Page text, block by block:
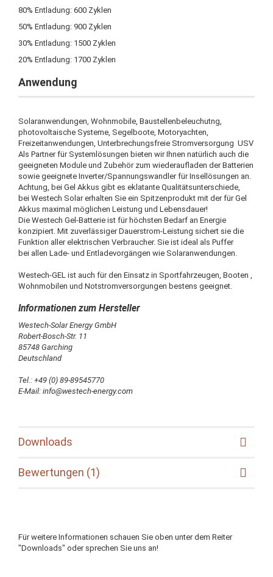
80% Entladung: 600 Zyklen
50% Entladung: 900 Zyklen
30% Entladung: 1500 Zyklen
20% Entladung: 1700 Zyklen
Anwendung
Solaranwendungen, Wohnmobile, Baustellenbeleuchutng,
photovoltaische Systeme, Segelboote, Motoryachten,
Freizeitanwendungen, Unterbrechungsfreie Stromversorgung USV
Als Partner für Systemlösungen bieten wir Ihnen natürlich auch die
geeigneten Module und Zubehör zum wiederaufladen der Batterien
sowie geeignete Inverter/Spannungswandler für Insellösungen an.
Achtung, bei Gel Akkus gibt es eklatante Qualitätsunterschiede,
bei Westech Solar erhalten Sie ein Spitzenprodukt mit der für Gel
Akkus maximal möglichen Leistung und Lebensdauer!
Die Westech Gel-Batterie ist für höchsten Bedarf an Energie
konzipiert. Mit zuverlässiger Dauerstrom-Leistung sichert sie die
Funktion aller elektrischen Verbraucher. Sie ist ideal als Puffer
bei allen Lade- und Entladevorgängen wie Solaranwendungen.
Westech-GEL ist auch für den Einsatz in Sportfahrzeugen, Booten ,
Wohnmobilen und Notstromversorgungen bestens geeignet.
Westech-Solar Energy GmbH
Robert-Bosch-Str. 11
85748 Garching
Deutschland
Tel.: +49 (0) 89-89545770
E-Mail: info@westech-energy.com
Downloads
Bewertungen (1)
Für weitere Informationen schauen Sie oben unter dem Reiter
"Downloads" oder sprechen Sie uns an!